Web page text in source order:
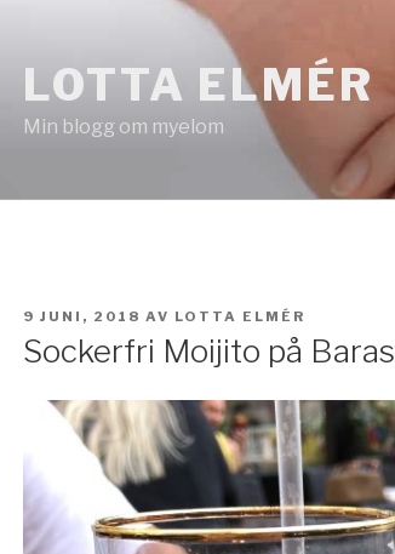
LOTTA ELMÉR
Min blogg om myelom
PUBLICERAT
9 JUNI, 2018 AV LOTTA ELMÉR
Sockerfri Moijito på Baras